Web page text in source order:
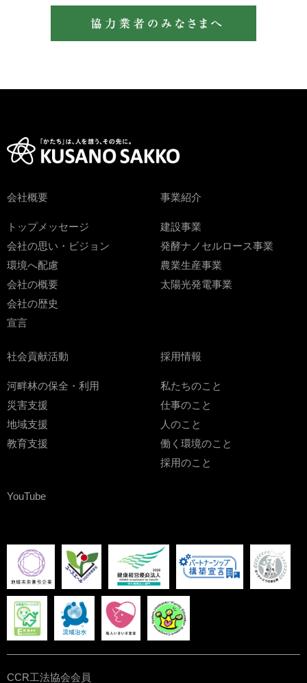
会社概要
トップメッセージ
会社の思い・ビジョン
環境へ配慮
会社の概要
会社の歴史
宣言
事業紹介
建設事業
発酵ナノセルロース事業
農業生産事業
太陽光発電事業
社会貢献活動
河畔林の保全・利用
災害支援
地域支援
教育支援
採用情報
私たちのこと
仕事のこと
人のこと
働く環境のこと
採用のこと
YouTube
CCR工法協会会員